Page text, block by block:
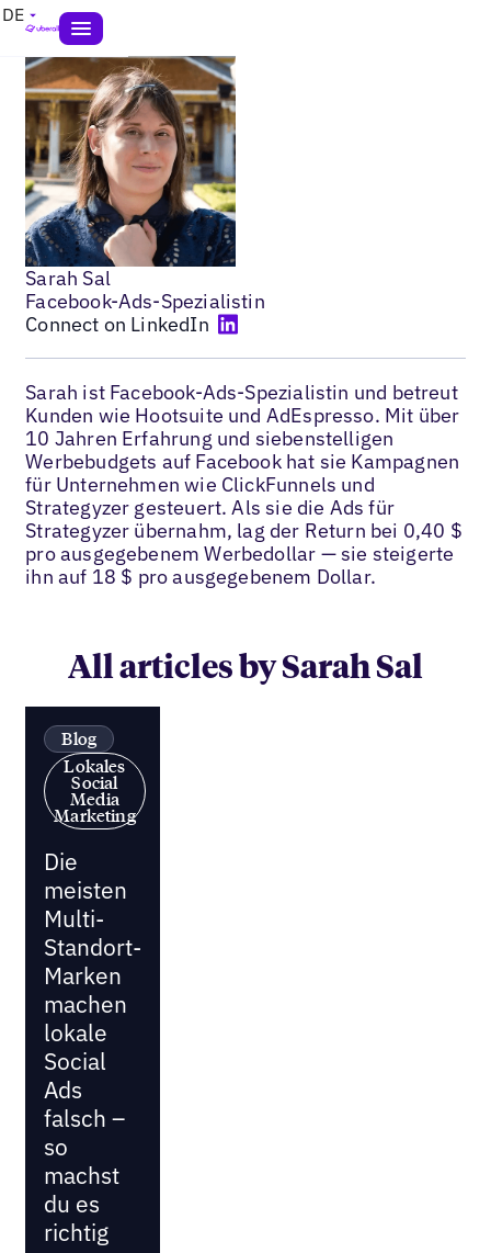
DE
Sarah Sal
Facebook-Ads-Spezialistin
Connect on LinkedIn
Sarah ist Facebook-Ads-Spezialistin und betreut
Kunden wie Hootsuite und AdEspresso. Mit über
10 Jahren Erfahrung und siebenstelligen
Werbebudgets auf Facebook hat sie Kampagnen
für Unternehmen wie ClickFunnels und
Strategyzer gesteuert. Als sie die Ads für
Strategyzer übernahm, lag der Return bei 0,40 $
pro ausgegebenem Werbedollar — sie steigerte
ihn auf 18 $ pro ausgegebenem Dollar.
All articles by Sarah Sal
Blog
Lokales
Social
Media
Marketing
Die
meisten
Multi-
Standort-
Marken
machen
lokale
Social
Ads
falsch –
so
machst
du es
richtig